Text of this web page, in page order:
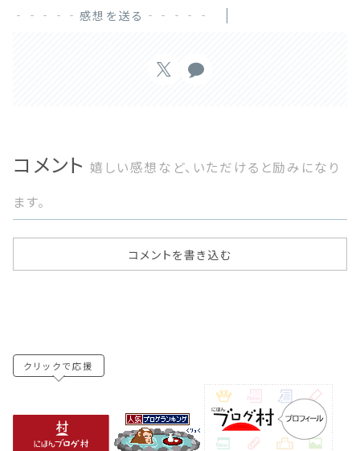
‐‐‐‐‐感想を送る‐‐‐‐‐
コメント 嬉しい感想など、いただけると励みになり
ます。
コメントを書き込む
クリックで応援